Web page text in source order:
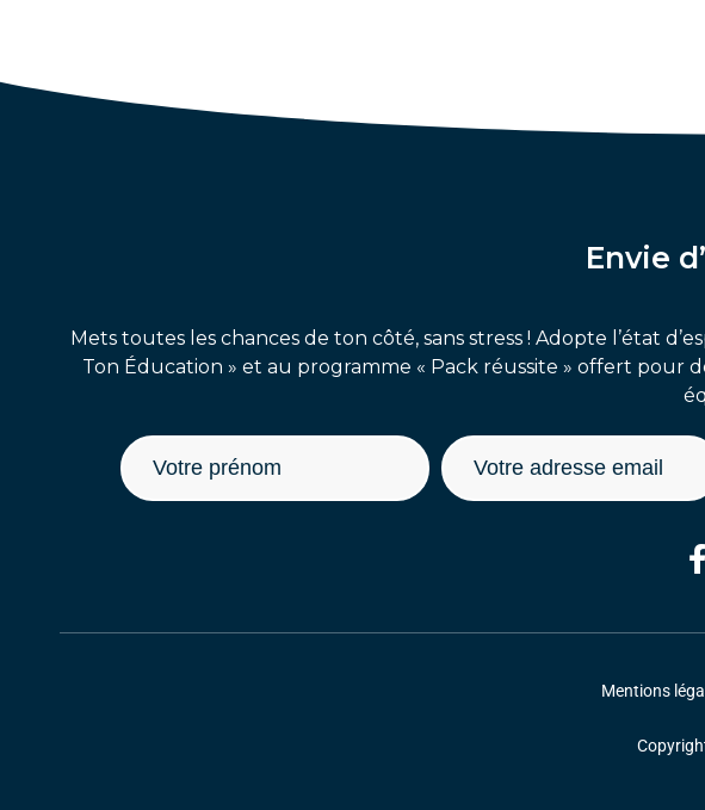
Envie
Mets toutes les chances de ton côté, sans stress ! Adopte l’état
Ton Éducation » et au programme « Pack réussite » offert pour
Mentions